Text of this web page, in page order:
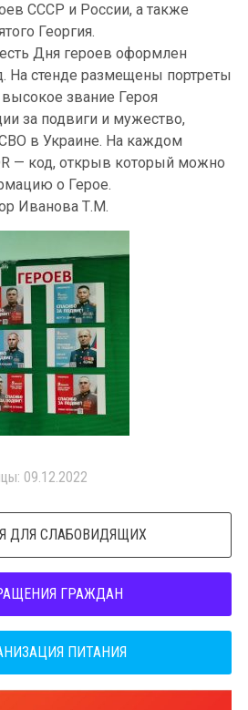
СССР и России, а также
Георгия.
Дня героев оформлен
На стенде размещены портреты
звание Героя
за подвиги и мужество,
в Украине. На каждом
— код, открыв который можно
о Герое.
Иванова Т.М.
09.12.2022
ДЛЯ СЛАБОВИДЯЩИХ
ГРАЖДАН
ПИТАНИЯ